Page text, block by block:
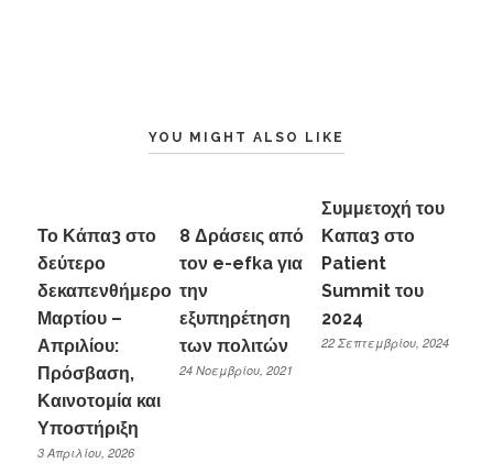
YOU MIGHT ALSO LIKE
Το Κάπα3 στο
δεύτερο
δεκαπενθήμερο
Μαρτίου –
Απριλίου:
Πρόσβαση,
Καινοτομία και
Υποστήριξη
3 Απριλίου, 2026
8 Δράσεις από
τον e-efka για
την
εξυπηρέτηση
των πολιτών
24 Νοεμβρίου, 2021
Συμμετοχή του
Καπα3 στο
Patient
Summit του
2024
22 Σεπτεμβρίου, 2024